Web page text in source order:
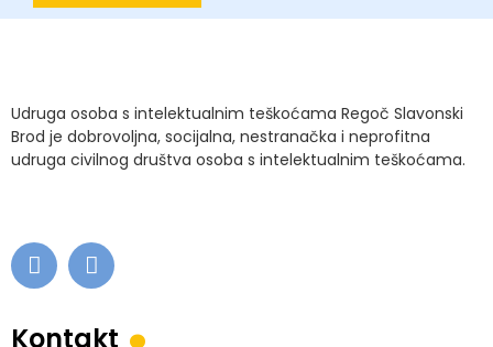
Udruga osoba s intelektualnim teškoćama Regoč Slavonski
Brod je dobrovoljna, socijalna, nestranačka i neprofitna
udruga civilnog društva osoba s intelektualnim teškoćama.
Kontakt .